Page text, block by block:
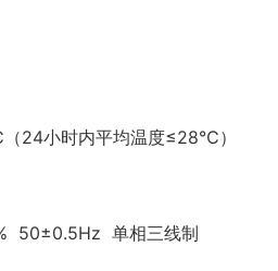
24小时内平均温度≤28℃）
50±0.5Hz 单相三线制